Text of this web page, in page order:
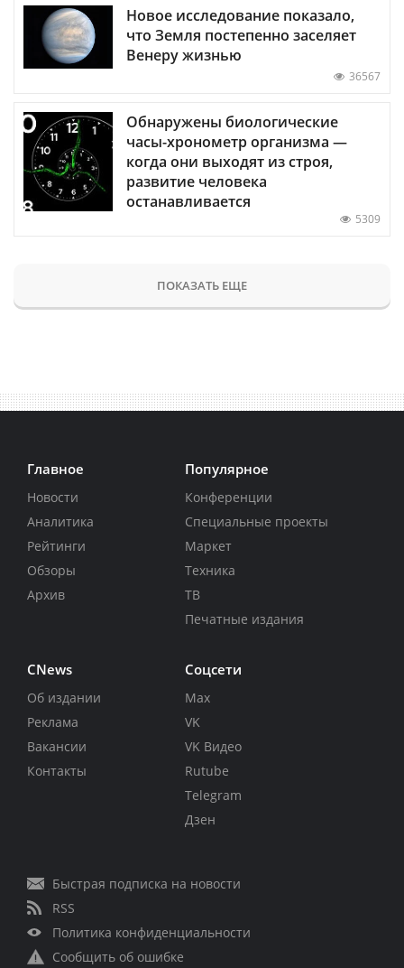
Новое исследование показало,
что Земля постепенно заселяет
Венеру жизнью
36567
Обнаружены биологические
часы-хронометр организма —
когда они выходят из строя,
развитие человека
останавливается
5309
ПОКАЗАТЬ ЕЩЕ
Главное
Новости
Аналитика
Рейтинги
Обзоры
Архив
Популярное
Конференции
Специальные проекты
Маркет
Техника
ТВ
Печатные издания
CNews
Об издании
Реклама
Вакансии
Контакты
Соцсети
Max
VK
VK Видео
Rutube
Telegram
Дзен
Быстрая подписка на новости
RSS
Политика конфиденциальности
Сообщить об ошибке